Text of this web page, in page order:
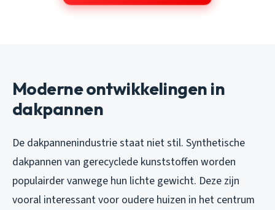
Moderne ontwikkelingen in
dakpannen
De dakpannenindustrie staat niet stil. Synthetische
dakpannen van gerecyclede kunststoffen worden
populairder vanwege hun lichte gewicht. Deze zijn
vooral interessant voor oudere huizen in het centrum